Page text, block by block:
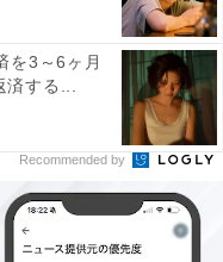
を3～6ヶ月
する...
Recommended by